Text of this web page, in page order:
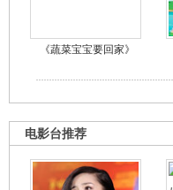
《蔬菜宝宝要回家》
电影台推荐